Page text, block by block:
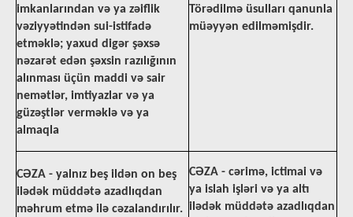
imkanlarından və ya zəiflik
vəziyyətindən sui-istifadə
etməklə; yaxud digər şəxsə
nəzarət edən şəxsin razılığının
alınması üçün maddi və sair
nemətlər, imtiyazlar və ya
güzəştlər verməklə və ya
almaqla
Törədilmə üsulları qanunla
müəyyən edilməmişdir.
CƏZA - yalnız beş ildən on beş
ilədək müddətə azadlıqdan
məhrum etmə ilə cəzalandırılır.
CƏZA - cərimə, ictimai və
ya islah işləri və ya altı
ilədək müddətə azadlıqdan